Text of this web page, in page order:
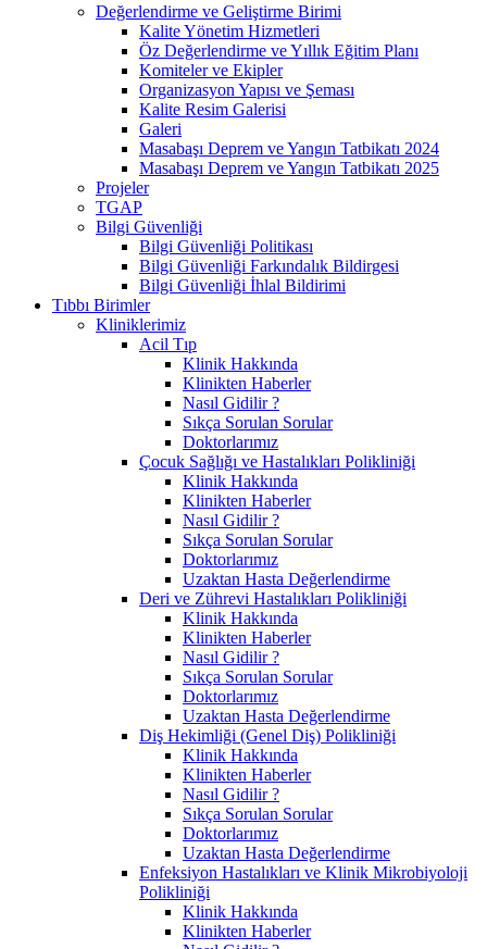
Değerlendirme ve Geliştirme Birimi
Kalite Yönetim Hizmetleri
Öz Değerlendirme ve Yıllık Eğitim Planı
Komiteler ve Ekipler
Organizasyon Yapısı ve Şeması
Kalite Resim Galerisi
Galeri
Masabaşı Deprem ve Yangın Tatbikatı 2024
Masabaşı Deprem ve Yangın Tatbikatı 2025
Projeler
TGAP
Bilgi Güvenliği
Bilgi Güvenliği Politikası
Bilgi Güvenliği Farkındalık Bildirgesi
Bilgi Güvenliği İhlal Bildirimi
Tıbbı Birimler
Kliniklerimiz
Acil Tıp
Klinik Hakkında
Klinikten Haberler
Nasıl Gidilir ?
Sıkça Sorulan Sorular
Doktorlarımız
Çocuk Sağlığı ve Hastalıkları Polikliniği
Klinik Hakkında
Klinikten Haberler
Nasıl Gidilir ?
Sıkça Sorulan Sorular
Doktorlarımız
Uzaktan Hasta Değerlendirme
Deri ve Zührevi Hastalıkları Polikliniği
Klinik Hakkında
Klinikten Haberler
Nasıl Gidilir ?
Sıkça Sorulan Sorular
Doktorlarımız
Uzaktan Hasta Değerlendirme
Diş Hekimliği (Genel Diş) Polikliniği
Klinik Hakkında
Klinikten Haberler
Nasıl Gidilir ?
Sıkça Sorulan Sorular
Doktorlarımız
Uzaktan Hasta Değerlendirme
Enfeksiyon Hastalıkları ve Klinik Mikrobiyoloji
Polikliniği
Klinik Hakkında
Klinikten Haberler